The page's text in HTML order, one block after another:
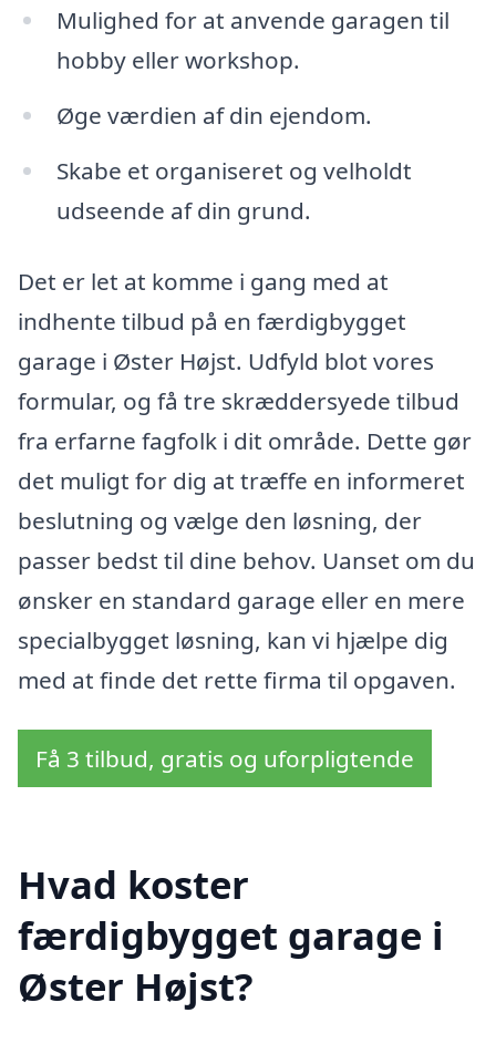
Mulighed for at anvende garagen til
hobby eller workshop.
Øge værdien af din ejendom.
Skabe et organiseret og velholdt
udseende af din grund.
Det er let at komme i gang med at
indhente tilbud på en færdigbygget
garage i Øster Højst. Udfyld blot vores
formular, og få tre skræddersyede tilbud
fra erfarne fagfolk i dit område. Dette gør
det muligt for dig at træffe en informeret
beslutning og vælge den løsning, der
passer bedst til dine behov. Uanset om du
ønsker en standard garage eller en mere
specialbygget løsning, kan vi hjælpe dig
med at finde det rette firma til opgaven.
Få 3 tilbud, gratis og uforpligtende
Hvad koster
færdigbygget garage i
Øster Højst?